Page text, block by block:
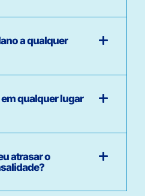
a qualquer
qualquer lugar
atrasar o